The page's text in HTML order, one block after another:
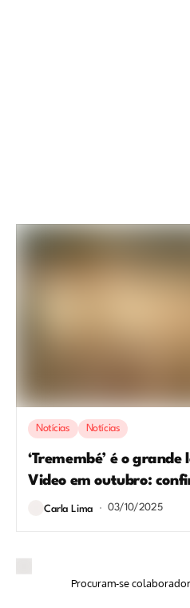
Notícias Notícias
‘Tremembé’ é o
Video em outubro:
Carla Lima 03/10/2025
Procuram-se